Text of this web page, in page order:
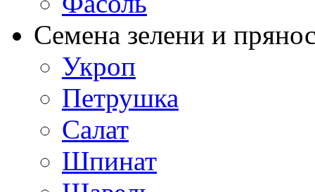
Семена зелени и
Укроп
Петрушка
Салат
Шпинат